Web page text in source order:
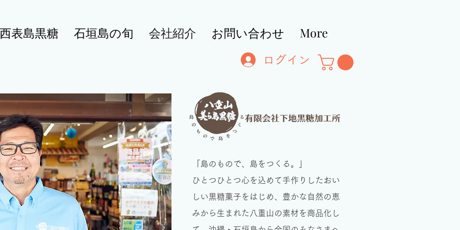
西表島黒糖 石垣島の旬 会社紹介 お問い合わせ More
ログイン
「島のもので、島をつくる。」
ひとつひとつ心を込めて手作りしたおい
しい黒糖菓子をはじめ、豊かな自然の恵
みから生まれた八重山の素材を商品化し